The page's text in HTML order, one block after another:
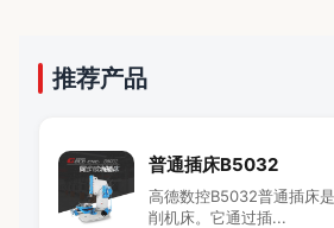
推荐产品
普通插床B5032
高德数控B5032普通插床
削机床。它通过插...